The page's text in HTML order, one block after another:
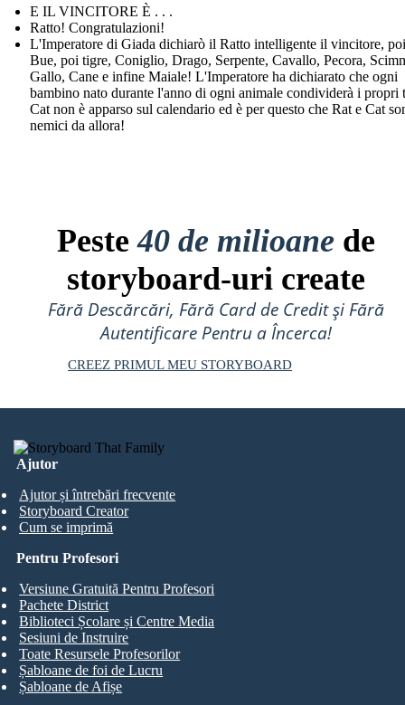
E IL VINCITORE È . . .
Ratto! Congratulazioni!
L'Imperatore di Giada dichiarò il Ratto intelligente il vincitore,
Bue, poi tigre, Coniglio, Drago, Serpente, Cavallo, Pecora,
Gallo, Cane e infine Maiale! L'Imperatore ha dichiarato che ogni
bambino nato durante l'anno di ogni animale condividerà i propri
Cat non è apparso sul calendario ed è per questo che Rat e Cat
nemici da allora!
Peste40 de milioane de
storyboard-uri create
Fără Descărcări, Fără Card de Credit și Fără
Autentificare Pentru a Încerca!
CREEZ PRIMUL MEU STORYBOARD
Ajutor
Ajutor și întrebări frecvente
Storyboard Creator
Cum se imprimă
Pentru Profesori
Versiune Gratuită Pentru Profesori
Pachete District
Biblioteci Școlare și Centre Media
Sesiuni de Instruire
Toate Resursele Profesorilor
Șabloane de foi de Lucru
Șabloane de Afișe